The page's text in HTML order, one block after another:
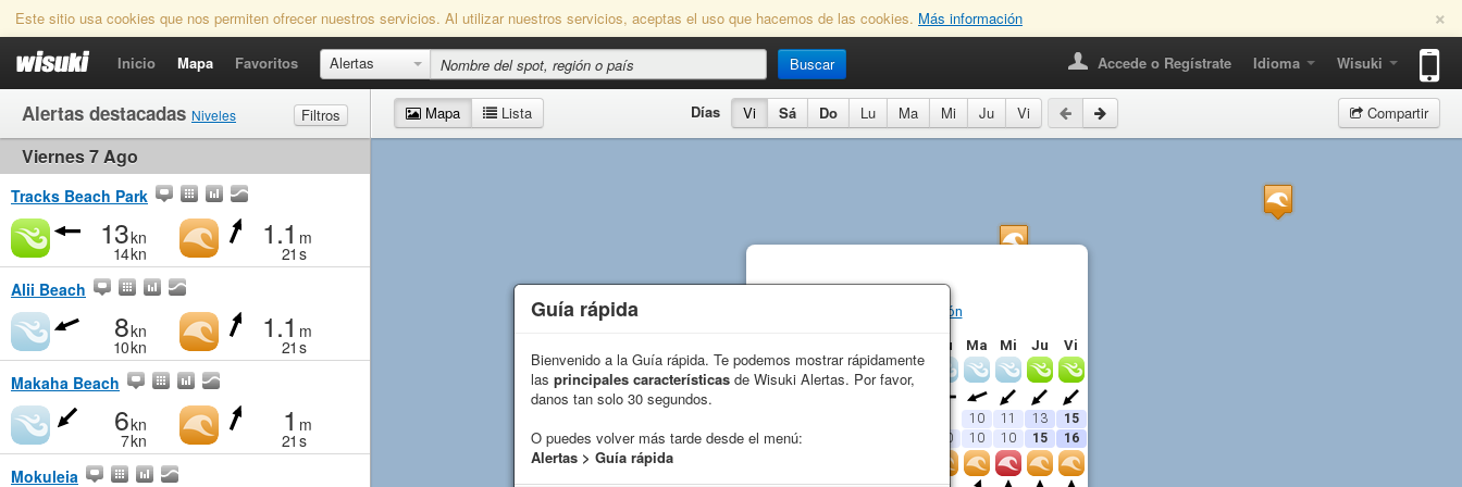
×
Este sitio usa cookies que nos permiten ofrecer nuestros servicios. Al utilizar nuestros servicios, aceptas el uso que hacemos de las cookies. Más información
Inicio Mapa Favoritos Alertas Buscar Accede o Regístrate Idioma Wisuki
Alertas destacadas Niveles
Filtros
Viento
Olas
Marginal
Viernes 7 Ago
Tracks Beach Park
13kn
14kn
1.1 m
21 s
Alii Beach
8kn
10kn
1.1 m
21 s
Makaha Beach
6kn
7kn
1 m
21 s
Mokuleia
Mapa Lista Días Vi Sá Do Lu Ma Mi Ju Vi Compartir
Previsión
Lu Ma Mi Ju
Vi
Viento
10 11 13 15
Racha ( 10 10 10 15 16
Guía rápida
Bienvenido a la Guía rápida. Te podemos mostrar rápidamente
las principales características de Wisuki Alertas. Por favor,
danos tan solo 30 segundos.
O puedes volver más tarde desde el menú:
Alertas > Guía rápida
Guía rápida
Bienvenido a la Guía rápida. Te podemos mostrar rápidamente
las principales características de Wisuki Alertas. Por favor,
danos tan solo 30 segundos.
O puedes volver más tarde desde el menú:
Alertas > Guía rápida